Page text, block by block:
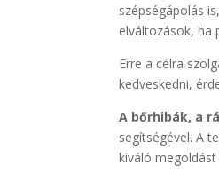
szépségápolás
elváltozások, ha
Erre a célra
kedveskedni,
A bőrhibák, a
segítségével. A
kiváló